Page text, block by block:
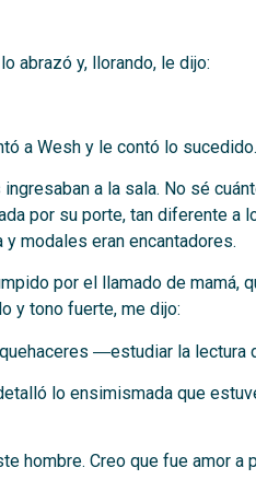
abrazó y, llorando, le dijo:
a Wesh y le contó lo
a la sala. No sé
por su porte, tan diferente
modales eran encantadores.
por el llamado de
y tono fuerte, me dijo:
―estudiar la lectura
lo ensimismada que
hombre. Creo que fue amor a